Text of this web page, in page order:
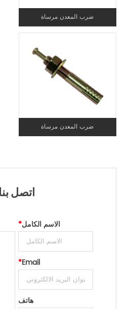
ضرب المعدن مرساة
ضرب المعدن مرساة
اتصل بنا
*الاسم الكامل
*Email
هاتف